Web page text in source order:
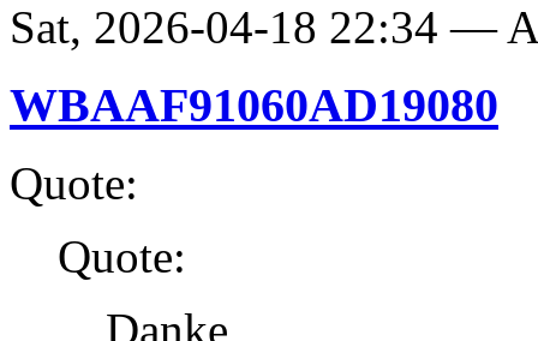
Sat, 2026-04-18 22:34 —
WBAAF91060AD19080
Quote:
Quote:
Danke